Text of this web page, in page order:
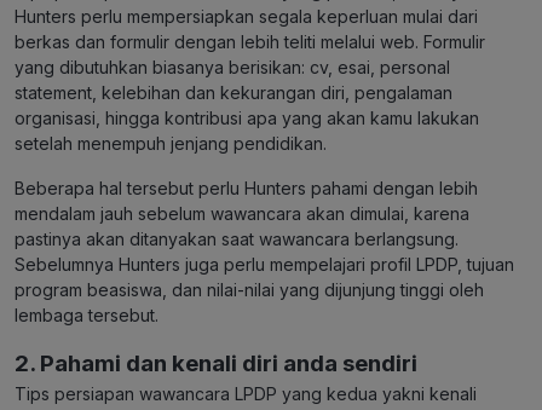
Hunters perlu mempersiapkan segala keperluan mulai dari
berkas dan formulir dengan lebih teliti melalui web. Formulir
yang dibutuhkan biasanya berisikan: cv, esai, personal
statement, kelebihan dan kekurangan diri, pengalaman
organisasi, hingga kontribusi apa yang akan kamu lakukan
setelah menempuh jenjang pendidikan.
Beberapa hal tersebut perlu Hunters pahami dengan lebih
mendalam jauh sebelum wawancara akan dimulai, karena
pastinya akan ditanyakan saat wawancara berlangsung.
Sebelumnya Hunters juga perlu mempelajari profil LPDP, tujuan
program beasiswa, dan nilai-nilai yang dijunjung tinggi oleh
lembaga tersebut.
2. Pahami dan kenali diri anda sendiri
Tips persiapan wawancara LPDP yang kedua yakni kenali